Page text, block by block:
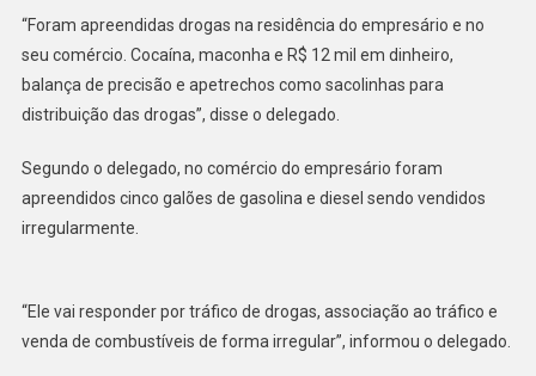
“Foram apreendidas drogas na residência do empresário e no
seu comércio. Cocaína, maconha e R$ 12 mil em dinheiro,
balança de precisão e apetrechos como sacolinhas para
distribuição das drogas”, disse o delegado.
Segundo o delegado, no comércio do empresário foram
apreendidos cinco galões de gasolina e diesel sendo vendidos
irregularmente.
“Ele vai responder por tráfico de drogas, associação ao tráfico e
venda de combustíveis de forma irregular”, informou o delegado.